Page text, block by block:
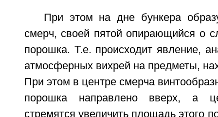
При этом на дне бункера
смерч, своей пятой опирающийся о
порошка. Т.е. происходит явление,
атмосферных вихрей на предметы,
При этом в центре смерча
порошка направлено вверх, а
стремятся увеличить площадь этого